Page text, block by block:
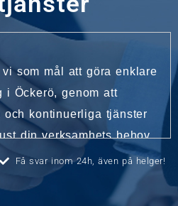
som mål att göra enklare
i Öckerö, genom att
kontinuerliga tjänster
din verksamhets behov.
korrekt ekonomisk
de nyaste
förlita dig på vi hanterar
Få svar inom 24h, även på helger!